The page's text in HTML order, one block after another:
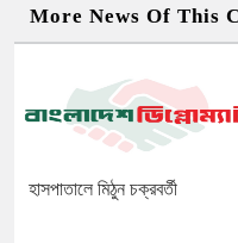
More News Of This
হাসপাতালে মিঠুন চক্রবর্তী